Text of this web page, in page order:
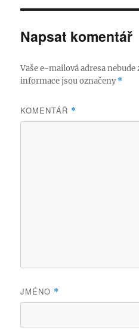
Napsat komentář
Vaše e-mailová adresa nebude
informace jsou označeny*
KOMENTÁŘ *
JMÉNO *